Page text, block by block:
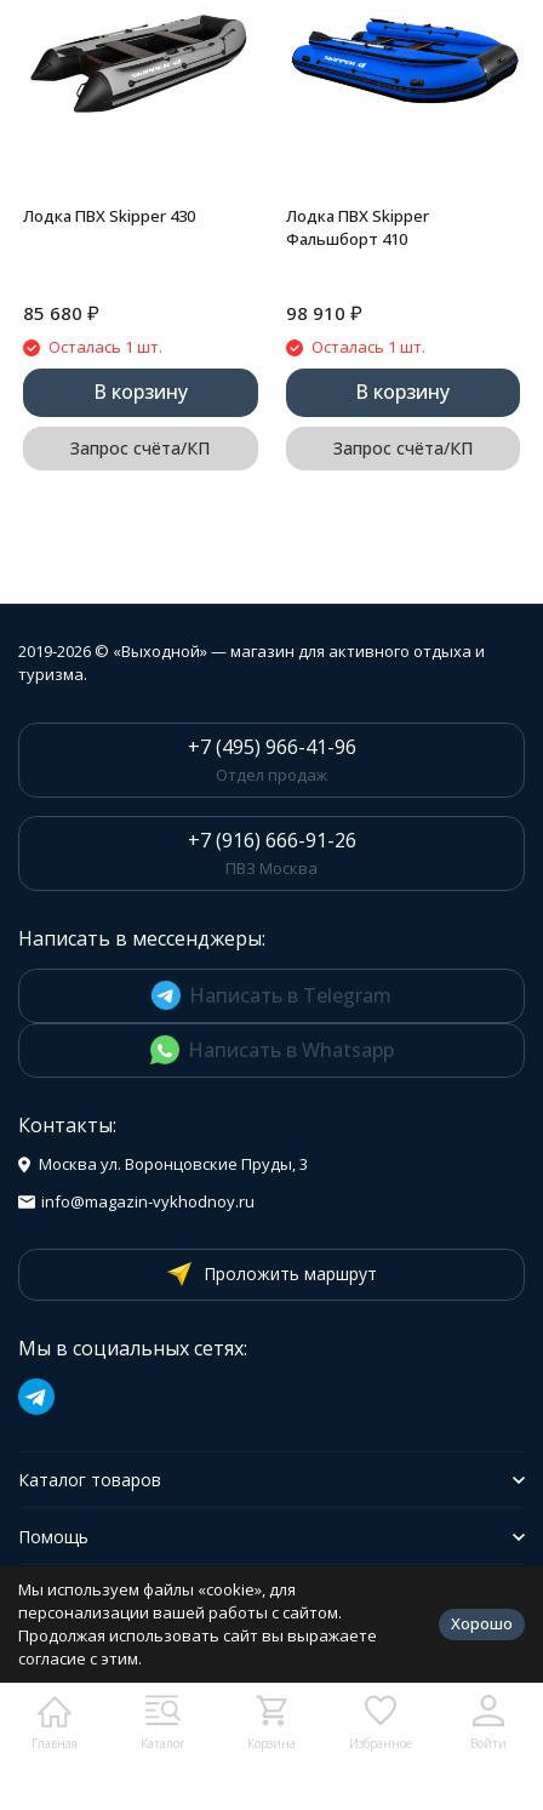
Лодка ПВХ Skipper 430
85 680 ₽
Осталась 1 шт.
В корзину
Запрос счёта/КП
Лодка ПВХ Skipper
Фальшборт 410
98 910 ₽
Осталась 1 шт.
В корзину
Запрос счёта/КП
Главная Каталог Корзина Избранное Войти
2019-2026 © «Выходной» — магазин для активного отдыха и
туризма.
+7 (495) 966-41-96
Отдел продаж
+7 (916) 666-91-26
ПВЗ Москва
Написать в мессенджеры:
Написать в Telegram
Написать в Whatsapp
Контакты:
Москва ул. Воронцовские Пруды, 3
info@magazin-vykhodnoy.ru
Проложить маршрут
Мы в социальных сетях:
Каталог товаров
Помощь
Иформация
Политика персональных данных
Разработано в
bodysite.ru
Мы используем файлы «cookie», для
персонализации вашей работы с сайтом.
Продолжая использовать сайт вы выражаете
согласие с этим.
Хорошо